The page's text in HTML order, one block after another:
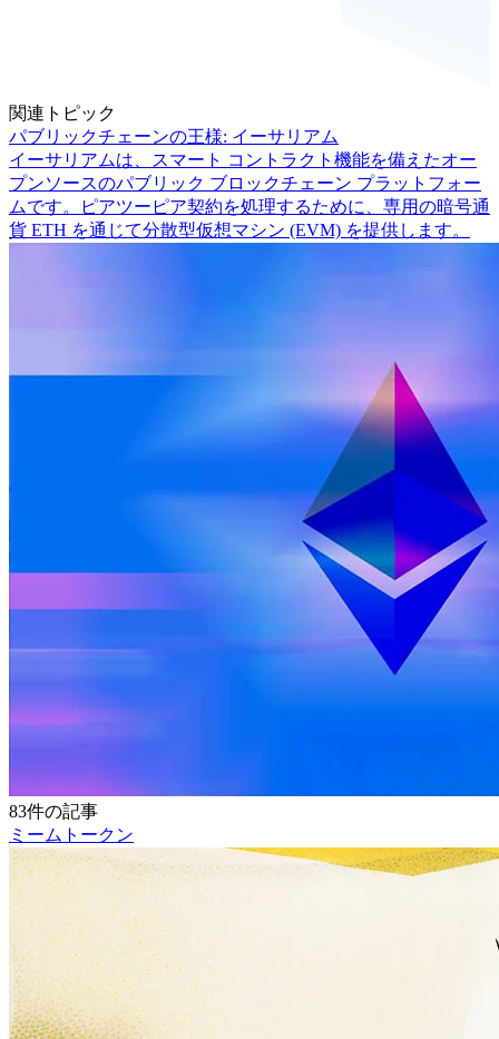
関連トピック
パブリックチェーンの王様: イーサリアム
イーサリアムは、スマート コントラクト機能を備えたオー
プンソースのパブリック ブロックチェーン プラットフォー
ムです。ピアツーピア契約を処理するために、専用の暗号通
貨 ETH を通じて分散型仮想マシン (EVM) を提供します。
83件の記事
ミームトークン